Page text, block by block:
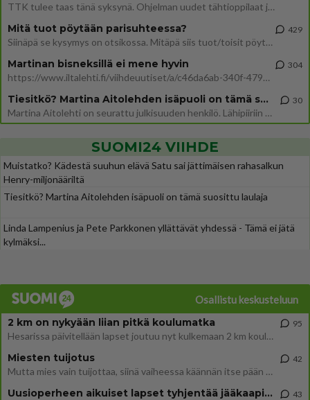
TTK tulee taas tänä syksynä. Ohjelman uudet tähtioppilaat julkistetaan torstaina 6. elokuuta klo 14 alkavassa lehdistö
Mitä tuot pöytään parisuhteessa?
Siinäpä se kysymys on otsikossa. Mitäpä siis tuot/toisit pöytään parisuhteessa? Oletko mies vai nainen? Koetko sen mitä
429
Martinan bisneksillä ei mene hyvin
https://www.iltalehti.fi/viihdeuutiset/a/c46da6ab-340f-4790-aaa7-0865eed2336 Yrityksen konkurssihakemus on tullut kärä
304
Tiesitkö? Martina Aitolehden isäpuoli on tämä suosittu laulaja
Martina Aitolehti on seurattu julkisuuden henkilö. Lähipiiriin mahtuu muitakin tunnettuja henkilöitä. Tiesitkö, että Ma
30
SUOMI24 VIIHDE
Muistatko? Kädestä suuhun elävä Satu sai jättimäisen rahasalkun
Henry-miljonääriltä
Tiesitkö? Martina Aitolehden isäpuoli on tämä suosittu laulaja
Linda Lampenius ja Pete Parkkonen yllättävät yhdessä - Tämä ei jätä
kylmäksi...
Osallistu keskusteluun
2 km on nykyään liian pitkä koulumatka
Hesarissa päivitellään lapset joutuu nyt kulkemaan 2 km kouluun jösses. Ruostefillarilla tuo matka menee vaikka miten äk
95
Miesten tuijotus
Mutta mies vain tuijottaa, siinä vaiheessa käännän itse pään pois. Mikä juttu? Yleensä jos joku tuijottaa tai katsoo, hä
42
Uusioperheen aikuiset lapset tyhjentää jääkaapin käydessään 43